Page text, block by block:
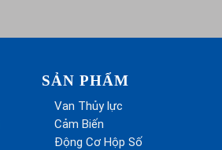
SẢN PHẨM
Van Thủy lực
Cảm Biến
Động Cơ Hộp Số